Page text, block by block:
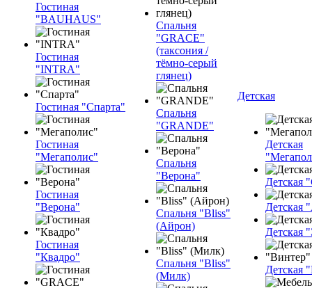
Гостиная
"BAUHAUS"
Гостиная
"INTRA"
Гостиная "Спарта"
Гостиная
"Мегаполис"
Гостиная
"Верона"
Гостиная
"Квадро"
Спальня
"GRACE"
(таксония /
тёмно-серый
глянец)
Спальня
"GRANDE"
Спальня
"Верона"
Спальня "Bliss"
(Айрон)
Спальня "Bliss"
(Милк)
Детская
Детская
Детская
Детская
Детская
Детская